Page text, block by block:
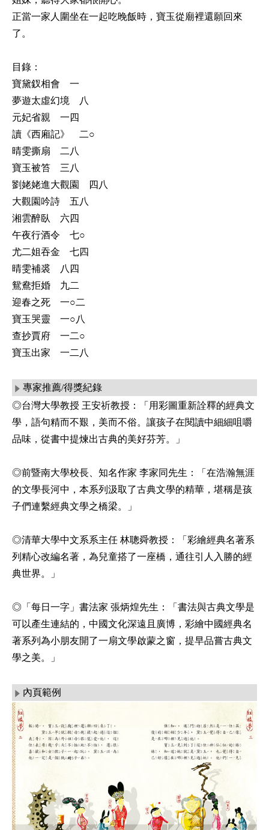
正當一家人圍坐在一起吃晚飯時，寶玉從廟裡還願回來
了。
目錄：
寶黛釵相會 一
夢遊太虛幻境 八
元妃省親 一四
讀《西廂記》 二○
晴雯撕扇 二八
寶玉被笞 三八
劉姥姥進大觀園 四八
大觀園吟詩 五八
湘雲醉臥 六四
午夜行酒令 七○
尤二姐吞金 七四
晴雯補裘 八四
鴛鴦拒婚 九二
迎春之死 一○二
寶玉哭靈 一○八
查抄賈府 一二○
寶玉出家 一二八
專家推薦/得獎紀錄
◎台灣大學教授 王安祈教授：「用彩圖重新詮釋的經典文
學，語句精而不艱，美而不俗。讓孩子在閱讀中細細咀嚼
品味，從書中提煉出古典的美好芬芳。」
◎前暨南大學校長、知名作家 李家同先生：「在浩瀚無涯
的文學長河中，本系列汲取了古典文學的精華，堪稱是孩
子們連繫經典文學之橋梁。」
◎清華大學中文系系主任 林聰舜教授：「彩繪經典名著系
列精心改編名著，為兒童搭了一座橋，通往引人入勝的經
典世界。」
◎「每日一字」書法家 張炳煌先生：「書法與古典文學是
可以產生連結的，中國文化深遠且廣博，彩繪中國經典名
著系列為小朋友開了一扇文學啟蒙之窗，提早品嘗古典文
學之美。」
內頁範例